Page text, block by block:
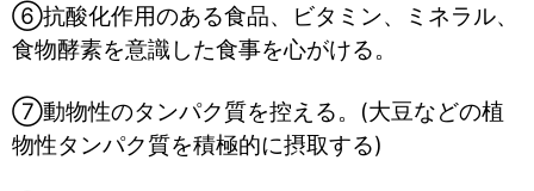
⑥抗酸化作用のある食品、ビタミン、ミネラル、
食物酵素を意識した食事を心がける。
⑦動物性のタンパク質を控える。(大豆などの植
物性タンパク質を積極的に摂取する)